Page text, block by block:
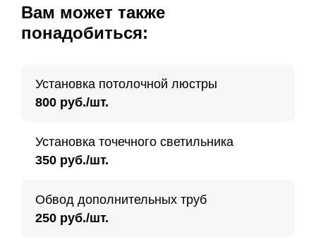
Вам может также
понадобиться:
Установка потолочной люстры
800 руб./шт.
Установка точечного светильника
350 руб./шт.
Обвод дополнительных труб
250 руб./шт.